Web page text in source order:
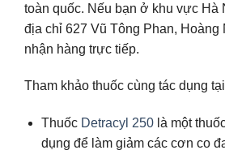
toàn quốc. Nếu bạn ở khu vực Hà
địa chỉ 627 Vũ Tông Phan, Hoàng
nhận hàng trực tiếp.
Tham khảo thuốc cùng tác dụng
Thuốc Detracyl 250là một
dụng để làm giảm các cơn co